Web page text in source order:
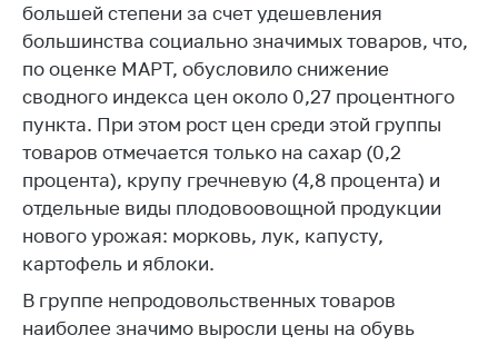
Новости
Обратиться в МАРТ
Личный прием
граждан и юр. лиц
Прямaя телефоннaя
линия
Горячая линия
обращения
большей степени за счет удешевления
большинства социально значимых товаров, что,
по оценке МАРТ, обусловило снижение
сводного индекса цен около 0,27 процентного
пункта. При этом рост цен среди этой группы
товаров отмечается только на сахар (0,2
процента), крупу гречневую (4,8 процента) и
отдельные виды плодовоовощной продукции
нового урожая: морковь, лук, капусту,
картофель и яблоки.
В группе непродовольственных товаров
наиболее значимо выросли цены на обувь